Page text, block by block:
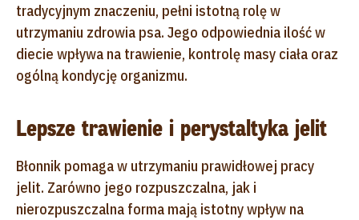
tradycyjnym znaczeniu, pełni istotną rolę w
utrzymaniu zdrowia psa. Jego odpowiednia ilość w
diecie wpływa na trawienie, kontrolę masy ciała oraz
ogólną kondycję organizmu.
Lepsze trawienie i perystaltyka jelit
Błonnik pomaga w utrzymaniu prawidłowej pracy
jelit. Zarówno jego rozpuszczalna, jak i
nierozpuszczalna forma mają istotny wpływ na